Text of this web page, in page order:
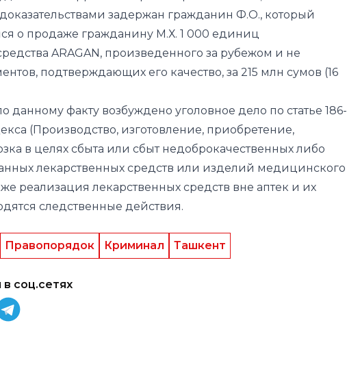
задержан гражданин Ф.О., который
о продаже гражданину М.Х. 1 000 единиц
ARAGAN, произведенного за рубежом и не
подтверждающих его качество, за 215 млн сумов (16
данному факту возбуждено уголовное дело по статье 186-
(Производство, изготовление, приобретение,
в целях сбыта или сбыт недоброкачественных либо
лекарственных средств или изделий медицинского
реализация лекарственных средств вне аптек и их
следственные действия.
Правопорядок Криминал Ташкент
соц.сетях